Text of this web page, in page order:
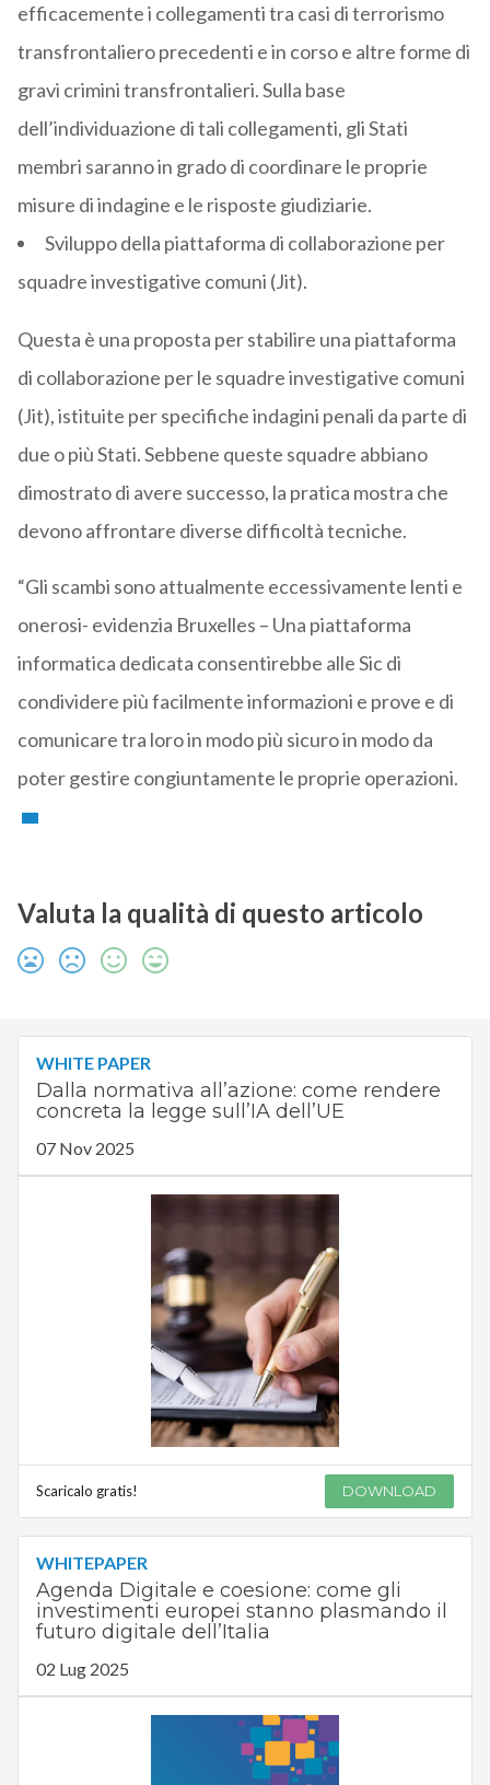
efficacemente i collegamenti tra casi di terrorismo
transfrontaliero precedenti e in corso e altre forme di
gravi crimini transfrontalieri. Sulla base
dell’individuazione di tali collegamenti, gli Stati
membri saranno in grado di coordinare le proprie
misure di indagine e le risposte giudiziarie.
Sviluppo della piattaforma di collaborazione per
squadre investigative comuni (Jit).
Questa è una proposta per stabilire una piattaforma
di collaborazione per le squadre investigative comuni
(Jit), istituite per specifiche indagini penali da parte di
due o più Stati. Sebbene queste squadre abbiano
dimostrato di avere successo, la pratica mostra che
devono affrontare diverse difficoltà tecniche.
“Gli scambi sono attualmente eccessivamente lenti e
onerosi- evidenzia Bruxelles – Una piattaforma
informatica dedicata consentirebbe alle Sic di
condividere più facilmente informazioni e prove e di
comunicare tra loro in modo più sicuro in modo da
poter gestire congiuntamente le proprie operazioni.
Valuta la qualità di questo articolo
WHITE PAPER
Dalla normativa all’azione: come rendere
concreta la legge sull’IA dell’UE
07 Nov 2025
Scaricalo gratis! DOWNLOAD
WHITEPAPER
Agenda Digitale e coesione: come gli
investimenti europei stanno plasmando il
futuro digitale dell’Italia
02 Lug 2025